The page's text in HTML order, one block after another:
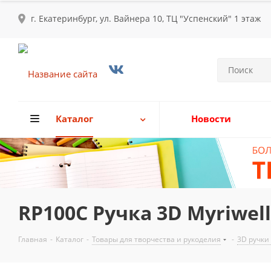
г. Екатеринбург, ул. Вайнера 10, ТЦ "Успенский" 1 этаж
Каталог Новости
RP100C Ручка 3D
Главная - Каталог - Товары для творчества и рукоделия - 3D